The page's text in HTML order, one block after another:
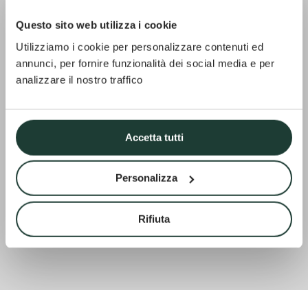
Questo sito web utilizza i cookie
Utilizziamo i cookie per personalizzare contenuti ed
annunci, per fornire funzionalità dei social media e per
analizzare il nostro traffico
Accetta tutti
Personalizza
Rifiuta